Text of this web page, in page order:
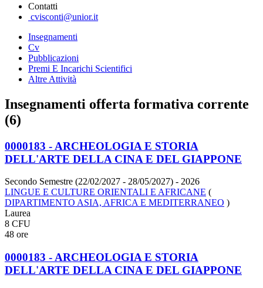
Contatti
cvisconti@unior.it
Insegnamenti
Cv
Pubblicazioni
Premi E Incarichi Scientifici
Altre Attività
Insegnamenti offerta formativa corrente
(6)
0000183 - ARCHEOLOGIA E STORIA
DELL'ARTE DELLA CINA E DEL GIAPPONE
Secondo Semestre (22/02/2027 - 28/05/2027) - 2026
LINGUE E CULTURE ORIENTALI E AFRICANE (
DIPARTIMENTO ASIA, AFRICA E MEDITERRANEO )
Laurea
8 CFU
48 ore
0000183 - ARCHEOLOGIA E STORIA
DELL'ARTE DELLA CINA E DEL GIAPPONE